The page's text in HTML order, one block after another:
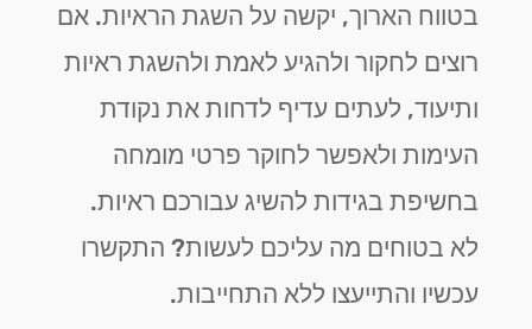
בטווח הארוך, יקשה על השגת הראיות. אם
רוצים לחקור ולהגיע לאמת ולהשגת ראיות
ותיעוד, לעתים עדיף לדחות את נקודת
העימות ולאפשר לחוקר פרטי מומחה
בחשיפת בגידות להשיג עבורכם ראיות.
לא בטוחים מה עליכם לעשות? התקשרו
עכשיו והתייעצו ללא התחייבות.